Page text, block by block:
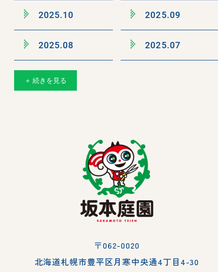
2025.10 2025.09
2025.08 2025.07
＋ 続きを見る
〒062-0020
北海道札幌市豊平区月寒中央通4丁目4-30